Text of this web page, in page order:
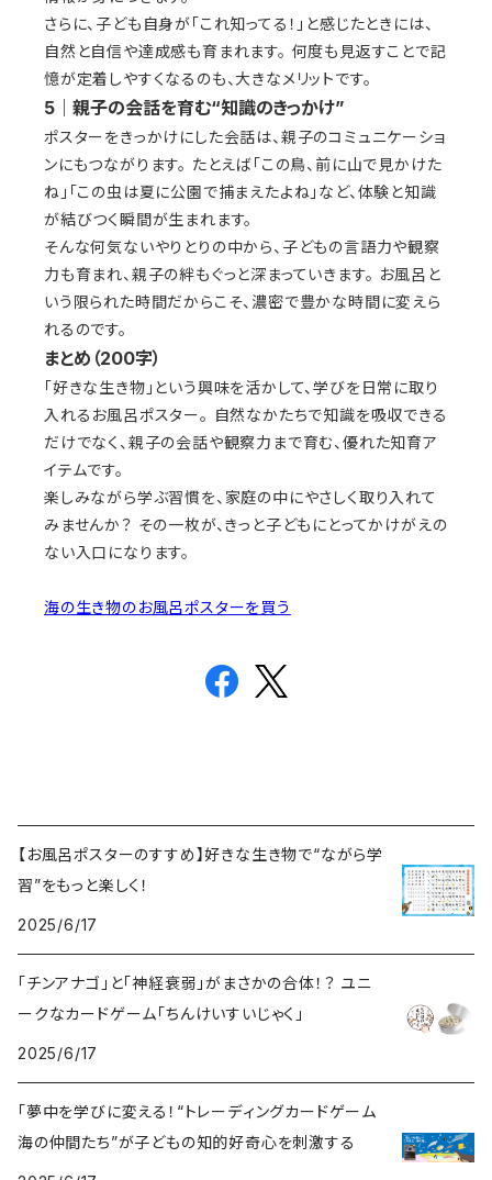
さらに、子ども自身が「これ知ってる！」と感じたときには、
自然と自信や達成感も育まれます。 何度も見返すことで記
憶が定着しやすくなるのも、大きなメリットです。
5｜親子の会話を育む“知識のきっかけ”
ポスターをきっかけにした会話は、親子のコミュニケーショ
ンにもつながります。 たとえば「この鳥、前に山で見かけた
ね」「この虫は夏に公園で捕まえたよね」など、体験と知識
が結びつく瞬間が生まれます。
そんな何気ないやりとりの中から、子どもの言語力や観察
力も育まれ、親子の絆もぐっと深まっていきます。 お風呂と
いう限られた時間だからこそ、濃密で豊かな時間に変えら
れるのです。
まとめ（200字）
「好きな生き物」という興味を活かして、学びを日常に取り
入れるお風呂ポスター。 自然なかたちで知識を吸収できる
だけでなく、親子の会話や観察力まで育む、優れた知育ア
イテムです。
楽しみながら学ぶ習慣を、家庭の中にやさしく取り入れて
みませんか？ その一枚が、きっと子どもにとってかけがえの
ない入口になります。
海の生き物のお風呂ポスターを買う
【お風呂ポスターのすすめ】好きな生き物で“ながら学
習”をもっと楽しく！
2025/6/17
「チンアナゴ」と「神経衰弱」がまさかの合体！？ ユニ
ークなカードゲーム「ちんけいすいじゃく」
2025/6/17
「夢中を学びに変える！“トレーディングカードゲーム
海の仲間たち”が子どもの知的好奇心を刺激する